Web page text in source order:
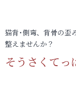
猫背･側弯、背骨の歪
整えませんか？
そうさくてっ